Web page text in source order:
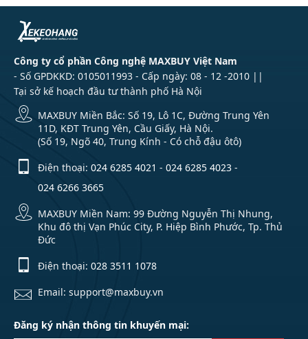
lực.
Công ty cổ phần Công nghệ MAXBUY Việt Nam
- Số GPDKKD: 0105011993 - Cấp ngày: 08 - 12 -2010 ||
Tại sở kế hoạch đầu tư thành phố Hà Nội
MAXBUY Miền Bắc: Số 19, Lô 1C, Đường Trung Yên
11D, KĐT Trung Yên, Cầu Giấy, Hà Nội.
(Số 19, Ngõ 40, Trung Kính - Có chỗ đậu ôtô)
Điện thoại: 024 6285 4021 - 024 6285 4023 -
024 6266 3665
MAXBUY Miền Nam: 99 Đường Nguyễn Thị Nhung,
Khu đô thị Vạn Phúc City, P. Hiệp Bình Phước, Tp. Thủ
Đức
Điện thoại: 028 3511 1078
Email: support@maxbuy.vn
Đăng ký nhận thông tin khuyến mại: